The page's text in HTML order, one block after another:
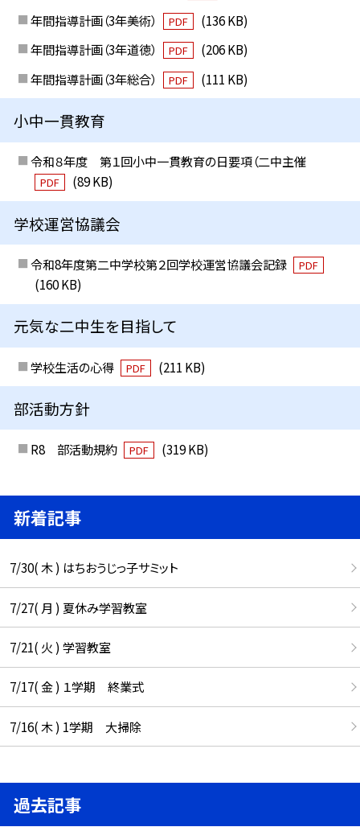
年間指導計画（3年美術）
PDF
(136 KB)
年間指導計画（3年道徳）
PDF
(206 KB)
年間指導計画（3年総合）
PDF (111 KB)
小中一貫教育
令和８年度 第１回小中一貫教育の日要項（二中主催
PDF (89 KB)
学校運営協議会
令和8年度第二中学校第２回学校運営協議会記録 PDF
(160 KB)
元気な二中生を目指して
学校生活の心得 PDF (211 KB)
部活動方針
R8 部活動規約 PDF (319 KB)
新着記事
7/30( 木 ) はちおうじっ子サミット
7/27( 月 ) 夏休み学習教室
7/21( 火 ) 学習教室
7/17( 金 ) １学期 終業式
7/16( 木 ) 1学期 大掃除
過去記事